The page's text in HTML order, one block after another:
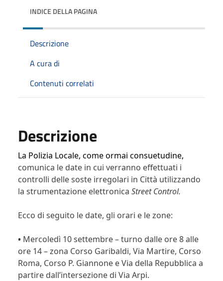
INDICE DELLA PAGINA
Descrizione
A cura di
Contenuti correlati
Descrizione
La Polizia Locale, come ormai consuetudine,
comunica le date in cui verranno effettuati i
controlli delle soste irregolari in Città utilizzando
la strumentazione elettronica Street Control.
Ecco di seguito le date, gli orari e le zone:
• Mercoledì 10 settembre– turno dalle ore 8 alle
ore 14 – zona Corso Garibaldi, Via Martire, Corso
Roma, Corso P. Giannone e Via della Repubblica a
partire dall’intersezione di Via Arpi.